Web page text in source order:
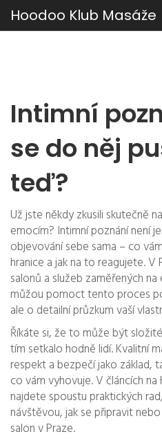
Hoodoo Klub Masáže
Intimní
se do něj
teď?
Už jste někdy zkusili skutečně
emocím? Intimní poznání není
objevování sebe sama – co
hranice a jak na to reagujete. V
salonů a služeb zaměřených
můžou pomoct tento proces
ale o detailní průzkum vaší
Říkáte si, že to může být
tím setkalo hodně lidí. Kvalitní
respekt a bezpečí jako základ,
co vám vyhovuje. V článcích
najdete spoustu praktických
návštěvou, jak se připravit
salon v Praze.